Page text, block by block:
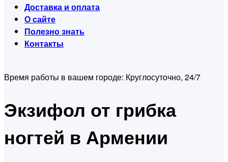
Доставка и оплата
О сайте
Полезно знать
Контакты
Время работы в вашем городе: Круглосуточно, 24/7
Экзифол от грибка
ногтей в Армении